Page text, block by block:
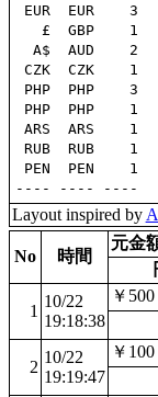
EUR  EUR
£  GBP    1
A$  AUD    2
CZK  CZK    1
PHP  PHP    3
PHP  PHP    1
ARS  ARS
RUB  RUB
PEN  PEN
Layout inspired by
No 時間
元金
1
10/22
19:18:38
￥500
2
10/22
19:19:47
￥100